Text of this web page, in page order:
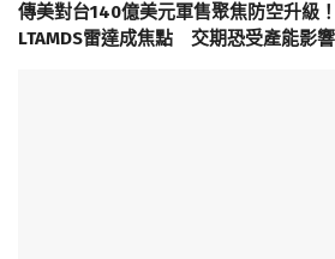
傳美對台140億美元軍售聚焦防空升級
LTAMDS雷達成焦點 交期恐受產能影響